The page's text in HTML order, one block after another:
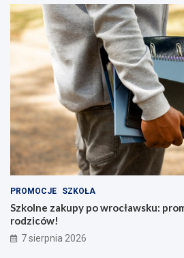
PROMOCJE SZKOŁA
Szkolne zakupy po wrocławsku:
rodziców!
7 sierpnia 2026